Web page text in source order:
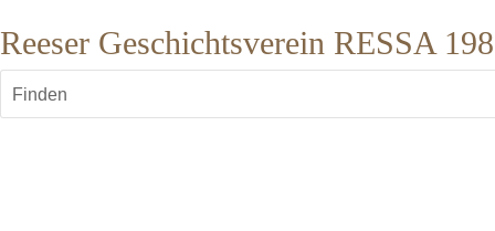
Reeser Geschichtsverein RESSA
Finden